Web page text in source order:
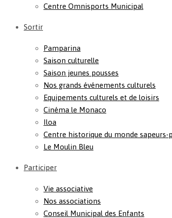
Centre Omnisports Municipal
Sortir
Pamparina
Saison culturelle
Saison jeunes pousses
Nos grands événements culturels
Equipements culturels et de loisirs
Cinéma le Monaco
Iloa
Centre historique du monde sapeurs-
Le Moulin Bleu
Participer
Vie associative
Nos associations
Conseil Municipal des Enfants